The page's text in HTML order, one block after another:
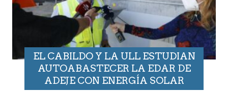
EL CABILDO Y LA ULL ESTUDIAN
AUTOABASTECER LA EDAR DE
ADEJE CON ENERGÍA SOLAR